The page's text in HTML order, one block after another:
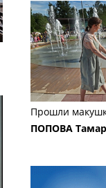
Прошли
ПОПОВА